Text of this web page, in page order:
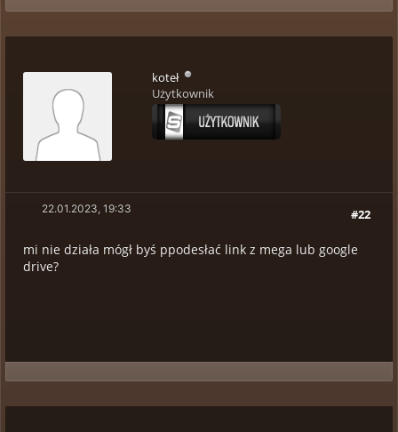
koteł
Użytkownik
#22
22.01.2023, 19:33
mi nie działa mógł byś ppodesłać link z mega lub google
drive?